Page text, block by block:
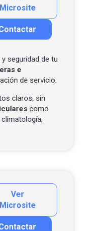
Microsite
por correo
Whatsapp
seguridad de tu
e
de servicio.
claros, sin
como
Ver
Microsite
por correo